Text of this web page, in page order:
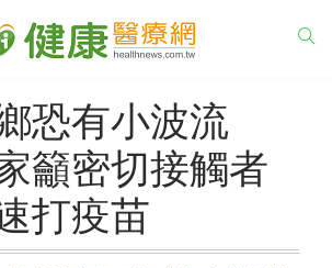
恐有小波流
籲密切接觸者
打疫苗